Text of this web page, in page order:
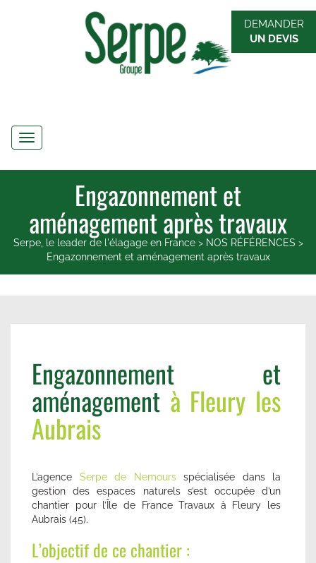
DEMANDER
UN DEVIS
Navigation
Engazonnement et
aménagement après travaux
Serpe, le leader de l'élagage en France> NOS RÉFÉRENCES >
Engazonnement et aménagement après travaux
Engazonnement et
aménagement à Fleury les
Aubrais
L’agence Serpe de Nemoursspécialisée dans la
gestion des espaces naturels s’est occupée d’un
chantier pour l’Île de France Travaux à Fleury les
Aubrais (45).
L’objectif de ce chantier :